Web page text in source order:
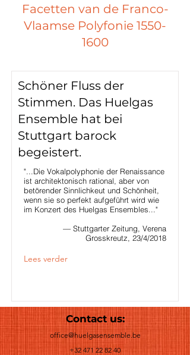
Facetten van de Franco-
Vlaamse Polyfonie 1550-
1600
Schöner Fluss der
Stimmen. Das Huelgas
Ensemble hat bei
Stuttgart barock
begeistert.
"...Die Vokalpolyphonie der Renaissance
ist architektonisch rational, aber von
betörender Sinnlichkeut und Schönheit,
wenn sie so perfekt aufgeführt wird wie
im Konzert des Huelgas Ensembles..."
— Stuttgarter Zeitung, Verena
Grosskreutz, 23/4/2018
Lees verder
Contact us:
office@huelgasensemble.be
+32 471 22 82 40